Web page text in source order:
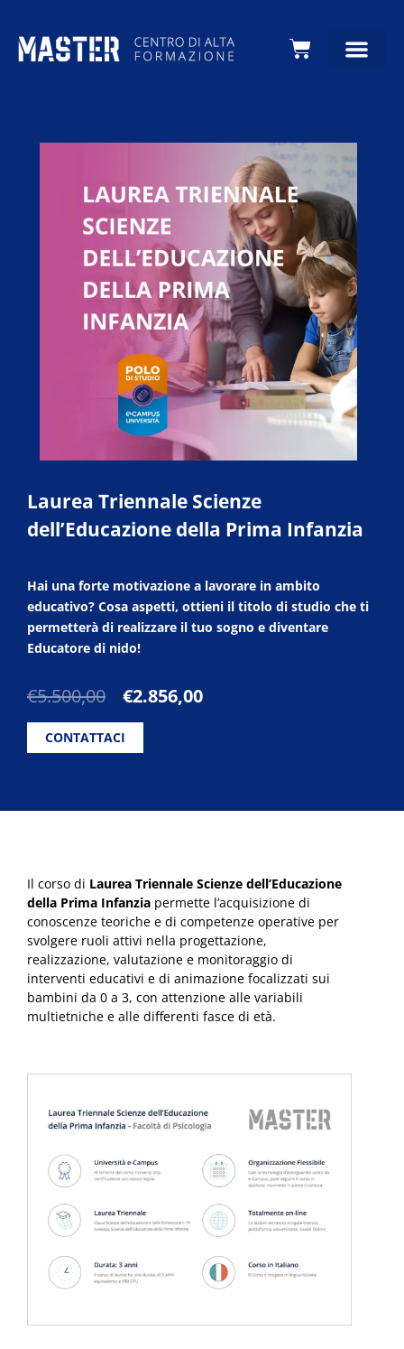
Carrello
Laurea Triennale Scienze
dell’Educazione della Prima Infanzia
Hai una forte motivazione a lavorare in ambito
educativo? Cosa aspetti, ottieni il titolo di studio che ti
permetterà di realizzare il tuo sogno e diventare
Educatore di nido!
€5.500,00
Il
originale
era:
€2.856,00Il
CONTATTACI
Il corso di Laurea Triennale Scienze dell’Educazione
della Prima Infanzia permette l’acquisizione di
conoscenze teoriche e di competenze operative per
svolgere ruoli attivi nella progettazione,
realizzazione, valutazione e monitoraggio di
interventi educativi e di animazione focalizzati sui
bambini da 0 a 3, con attenzione alle variabili
multietniche e alle differenti fasce di età.